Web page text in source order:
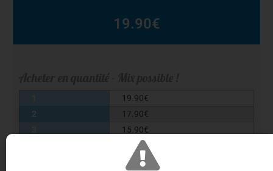
19.90€
19.90€
2
17.90€
15.90€
14.90 €